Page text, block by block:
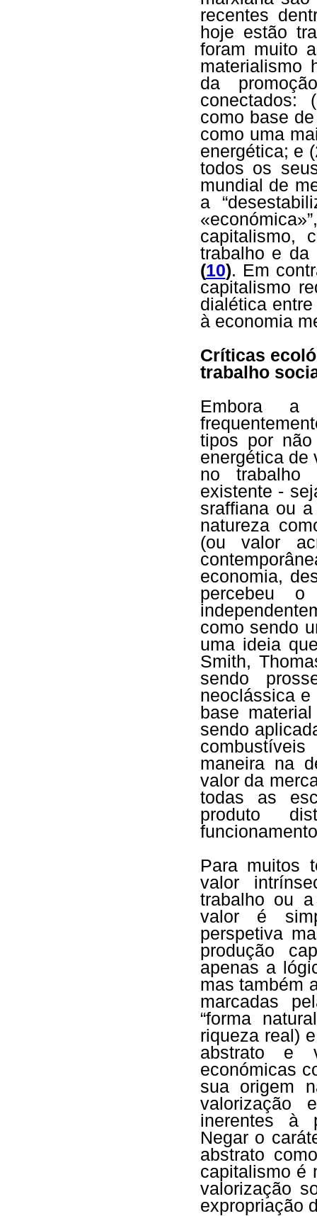
recentes
hoje estão
foram muito
materialismo
da
conectados:
como base
como uma
energética; e
todos os
mundial de
a
capitalismo,
trabalho e da
(10). Em
capitalismo
dialética
à economia
Críticas
trabalho
Embora a
tipos por
energética de
no trabalho
existente -
sraffiana ou
natureza
(ou valor
economia,
percebeu
como sendo
uma ideia
Smith,
sendo
neoclássica
base
sendo
maneira na
valor da
todas as
produto
Para muitos
valor
trabalho ou
valor é
perspetiva
produção
apenas a
mas também
marcadas
“forma
riqueza real)
abstrato e
económicas
sua origem
valorização
inerentes à
Negar o
abstrato
capitalismo é
valorização
expropriação